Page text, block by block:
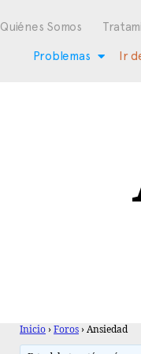
Quiénes Somos
Problemas Ir
Inicio › Foros › Ansiedad